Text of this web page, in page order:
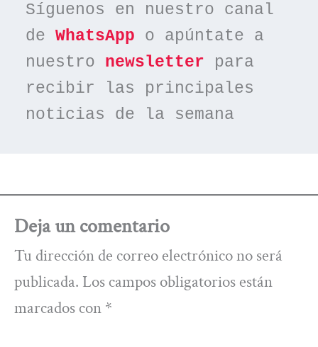
Síguenos en nuestro canal
de WhatsApp o apúntate a
nuestro newsletter para
recibir las principales
noticias de la semana
Deja un comentario
Tu dirección de correo electrónico no será
publicada. Los campos obligatorios están
marcados con *